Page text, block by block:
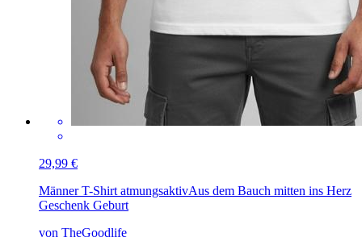
29,99 €
Männer T-Shirt atmungsaktivAus dem Bauch mitten ins Herz
Geschenk Geburt
von TheGoodlife